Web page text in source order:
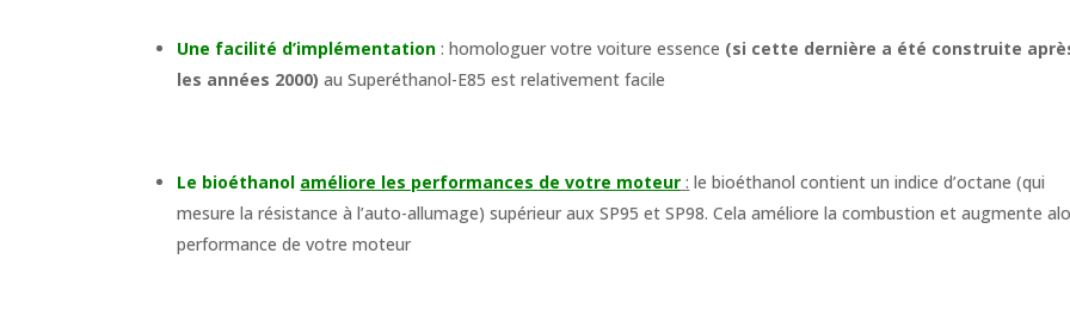
Une facilité d’implémentation: homologuer votre voiture essence (si cette dernière a été construite
les années 2000) au Superéthanol-E85 est relativement facile
Le bioéthanol améliore les performances de votre moteur : le bioéthanol contient un indice d’octane (qui
mesure la résistance à l’auto-allumage) supérieur aux SP95 et SP98. Cela améliore la combustion et augmente
performance de votre moteur